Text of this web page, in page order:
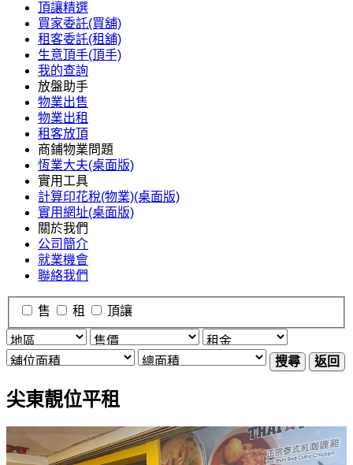
頂讓精選
買家委託(買舖)
租客委託(租舖)
生意頂手(頂手)
我的查詢
放盤助手
物業出售
物業出租
租客放頂
商鋪物業問題
恆業大夫(桌面版)
實用工具
計算印花稅(物業)(桌面版)
實用網址(桌面版)
關於我們
公司簡介
就業機會
聯絡我們
售 租 頂讓
搜尋 返回
尖東靚位平租